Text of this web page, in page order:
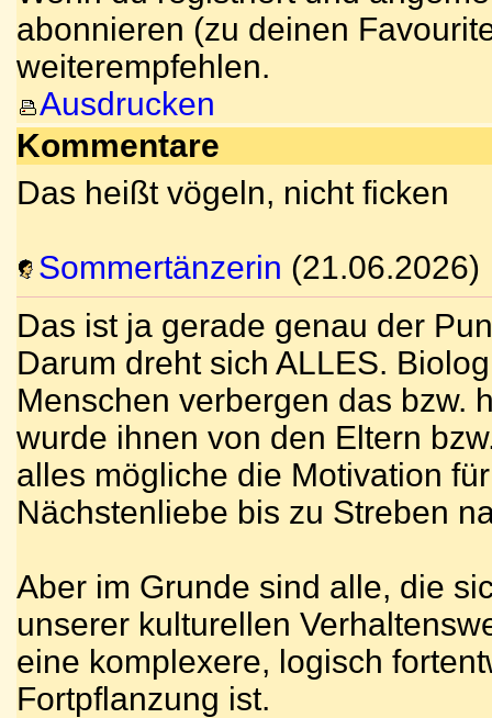
abonnieren (zu deinen
weiterempfehlen.
Ausdrucken
Kommentare
Das heißt vögeln, nicht ficken
Sommertänzerin (21.06.2026)
Das ist ja gerade genau der
Darum dreht sich ALLES.
Menschen verbergen das bzw.
wurde ihnen von den Eltern
alles mögliche die Motivation
Nächstenliebe bis zu Streben
Aber im Grunde sind alle, die
unserer kulturellen
eine komplexere, logisch
Fortpflanzung ist.